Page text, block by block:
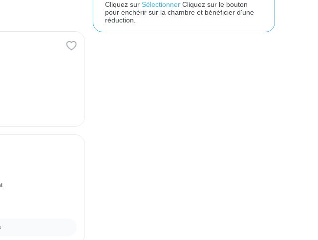
Cliquez surSélectionner Cliquez sur le bouton
pour enchérir sur la chambre et bénéficier d'une
réduction.